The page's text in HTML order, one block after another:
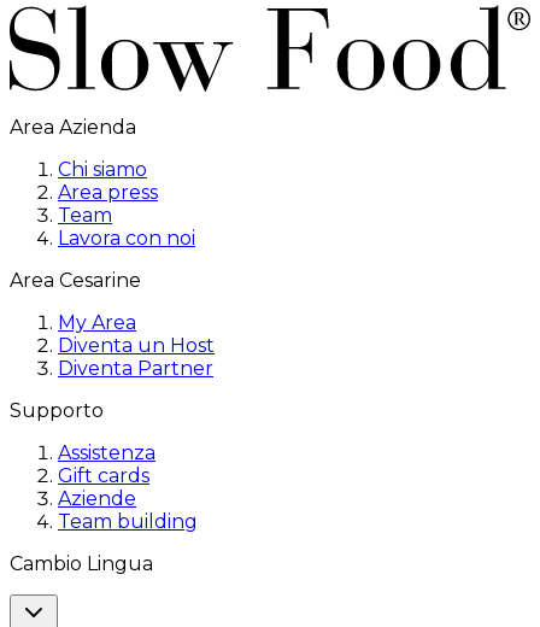
Area Azienda
Chi siamo
Area press
Team
Lavora con noi
Area Cesarine
My Area
Diventa un Host
Diventa Partner
Supporto
Assistenza
Gift cards
Aziende
Team building
Cambio Lingua